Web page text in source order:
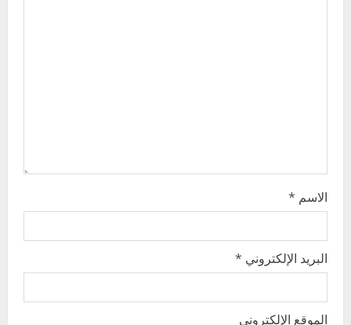
n
الاسم *
البريد الإلكتروني *
الموقع الإلكتروني